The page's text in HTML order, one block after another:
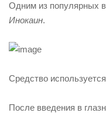
Одним из популярных
Инокаин.
Средство
После введения в